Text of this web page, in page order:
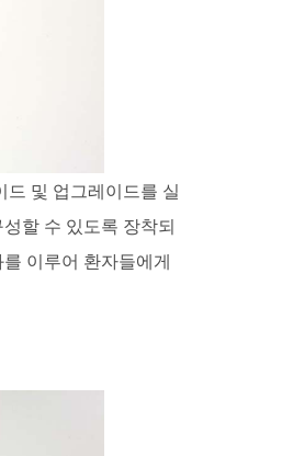
및 업그레이드를 실
할 수 있도록 장착되
이루어 환자들에게